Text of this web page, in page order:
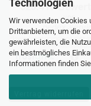
Technologien
Wir verwenden Cookies
Drittanbietern, um die
gewährleisten, die
ein bestmögliches
Informationen finden